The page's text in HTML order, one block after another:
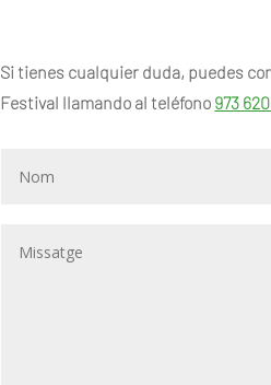
Si tienes cualquier duda, puedes
Festival llamando al teléfono 973